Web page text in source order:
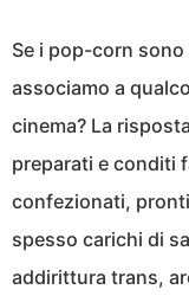
Se i pop-corn
associamo a
cinema? La
preparati e conditi
confezionati,
spesso carichi di
addirittura trans,